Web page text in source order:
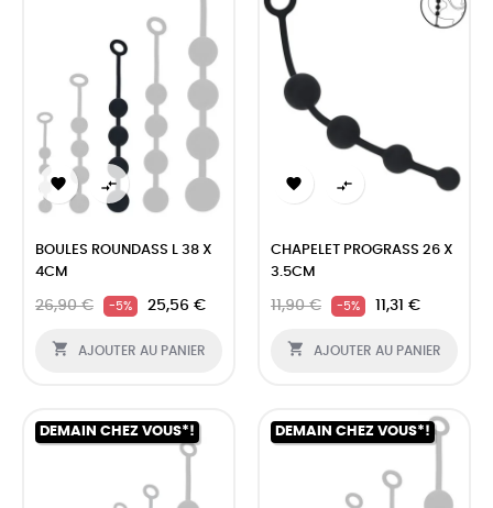
 
BOULES ROUNDASS L 38 X
4CM
26,90 € -5% 25,56 €
 AJOUTER AU PANIER
 
CHAPELET PROGRASS 26 X
3.5CM
11,90 € -5% 11,31 €
 AJOUTER AU PANIER
DEMAIN CHEZ VOUS*! DEMAIN CHEZ VOUS*!